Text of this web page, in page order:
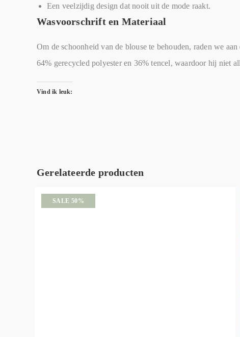
Een veelzijdig design dat nooit uit de mode raakt.
Wasvoorschrift en Materiaal
Om de schoonheid van de blouse te behouden, raden we
64% gerecycled polyester en 36% tencel, waardoor hij niet
Vind ik leuk:
Gerelateerde producten
SALE 50%